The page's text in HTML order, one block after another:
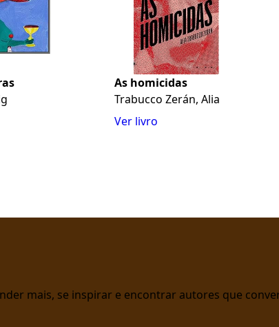
As homicidas
Trabucco Zerán, Alia
Ver livro
mais, se inspirar e encontrar autores que